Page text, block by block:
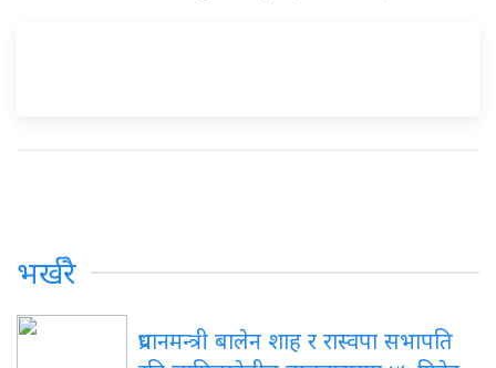
भर्खरै
प्रधानमन्त्री बालेन शाह र रास्वपा सभापति